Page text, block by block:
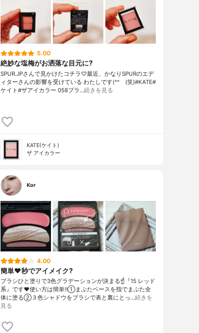
5.00
絶妙な塩梅がお洒落な目元に?
SPUR.JPさんで見かけたコチラ♡最近、かなりSPURのエデ
ィターさんの影響を受けている わたしです(^^ゞ(笑)#KATE#
ケイト#ザアイカラー 058ブラ…続きを見る
KATE(ケイト)
ザ アイカラー
Kor
4.00
簡単❤️秒でアイメイク?
ブラシひと塗りで3色グラデーションが決まる☝️『15 レッド
系』です❤️使い方は簡単‼️①まぶたベースを指でまぶた全
体に塗る②３色シャドウをブラシで表と裏にとっ…続きを
見る